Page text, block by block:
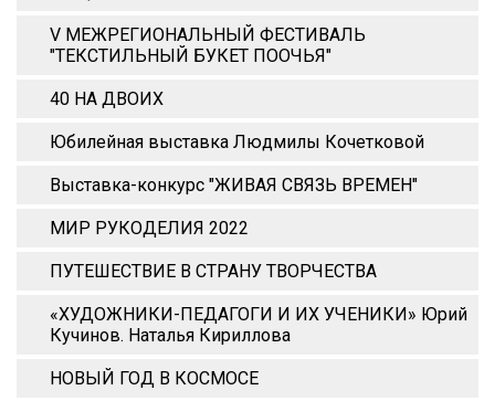
V МЕЖРЕГИОНАЛЬНЫЙ ФЕСТИВАЛЬ
"ТЕКСТИЛЬНЫЙ БУКЕТ ПООЧЬЯ"
40 НА ДВОИХ
Юбилейная выставка Людмилы Кочетковой
Выставка-конкурс "ЖИВАЯ СВЯЗЬ ВРЕМЕН"
МИР РУКОДЕЛИЯ 2022
ПУТЕШЕСТВИЕ В СТРАНУ ТВОРЧЕСТВА
«ХУДОЖНИКИ-ПЕДАГОГИ И ИХ УЧЕНИКИ» Юрий
Кучинов. Наталья Кириллова
НОВЫЙ ГОД В КОСМОСЕ